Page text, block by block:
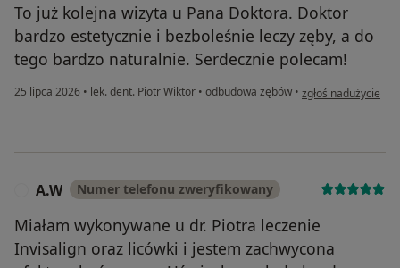
To już kolejna wizyta u Pana Doktora. Doktor
bardzo estetycznie i bezboleśnie leczy zęby, a do
tego bardzo naturalnie. Serdecznie polecam!
25 lipca 2026 • lek. dent. Piotr Wiktor • odbudowa zębów • w opinii
zgłoś nadużycie
A.W Numer telefonu zweryfikowany
Miałam wykonywane u dr. Piotra leczenie
Invisalign oraz licówki i jestem zachwycona